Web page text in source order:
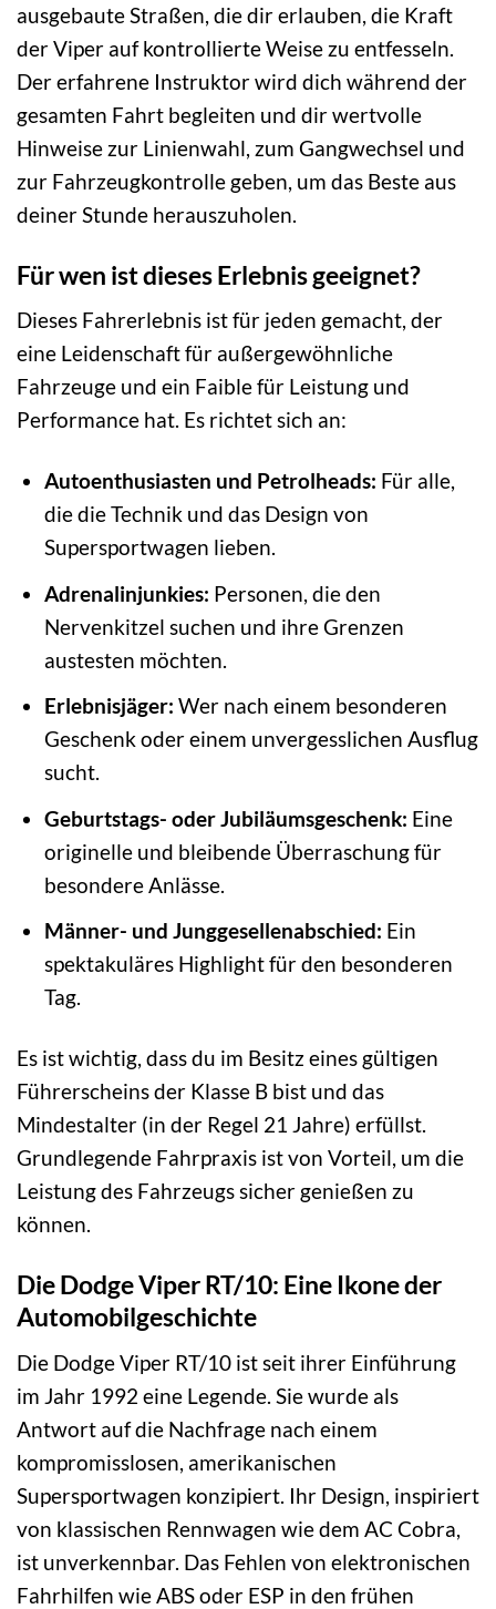
ausgebaute Straßen, die dir erlauben, die Kraft
der Viper auf kontrollierte Weise zu entfesseln.
Der erfahrene Instruktor wird dich während der
gesamten Fahrt begleiten und dir wertvolle
Hinweise zur Linienwahl, zum Gangwechsel und
zur Fahrzeugkontrolle geben, um das Beste aus
deiner Stunde herauszuholen.
Für wen ist dieses Erlebnis geeignet?
Dieses Fahrerlebnis ist für jeden gemacht, der
eine Leidenschaft für außergewöhnliche
Fahrzeuge und ein Faible für Leistung und
Performance hat. Es richtet sich an:
Autoenthusiasten und Petrolheads: Für alle,
die die Technik und das Design von
Supersportwagen lieben.
Adrenalinjunkies: Personen, die den
Nervenkitzel suchen und ihre Grenzen
austesten möchten.
Erlebnisjäger: Wer nach einem besonderen
Geschenk oder einem unvergesslichen Ausflug
sucht.
Geburtstags- oder Jubiläumsgeschenk: Eine
originelle und bleibende Überraschung für
besondere Anlässe.
Männer- und Junggesellenabschied: Ein
spektakuläres Highlight für den besonderen
Tag.
Es ist wichtig, dass du im Besitz eines gültigen
Führerscheins der Klasse B bist und das
Mindestalter (in der Regel 21 Jahre) erfüllst.
Grundlegende Fahrpraxis ist von Vorteil, um die
Leistung des Fahrzeugs sicher genießen zu
können.
Die Dodge Viper RT/10: Eine Ikone der
Automobilgeschichte
Die Dodge Viper RT/10 ist seit ihrer Einführung
im Jahr 1992 eine Legende. Sie wurde als
Antwort auf die Nachfrage nach einem
kompromisslosen, amerikanischen
Supersportwagen konzipiert. Ihr Design, inspiriert
von klassischen Rennwagen wie dem AC Cobra,
ist unverkennbar. Das Fehlen von elektronischen
Fahrhilfen wie ABS oder ESP in den frühen